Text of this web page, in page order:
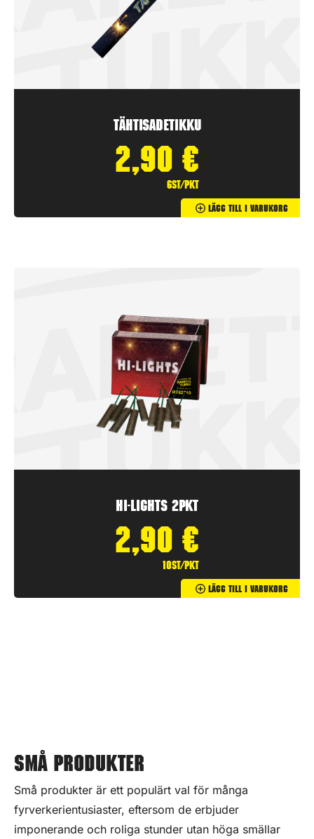
Tähtisadetikku
2,90 €
6st/pkt
Lägg Till I Varukorg
Hi-Lights 2pkt
2,90 €
10st/pkt
Lägg Till I Varukorg
Små produkter
Små produkter är ett populärt val för många
fyrverkerientusiaster, eftersom de erbjuder
imponerande och roliga stunder utan höga smällar